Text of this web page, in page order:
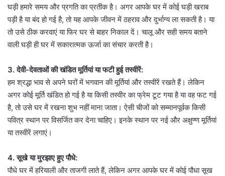
घड़ी हमारे समय और प्रगति का प्रतीक है। अगर आपके घर में कोई घड़ी खराब
पड़ी है या बंद हो गई है, तो यह आपके जीवन में ठहराव और दुर्भाग्य ला सकती है। या
तो उसे ठीक करवाएं या फिर घर से बाहर निकाल दें। चालू और सही समय बताने
वाली घड़ी ही घर में सकारात्मक ऊर्जा का संचार करती है।
3. देवी-देवताओं की खंडित मूर्तियां या फटी हुई तस्वीरें:
हम श्रद्धा भाव से अपने घरों में भगवान की मूर्तियां और तस्वीरें रखते हैं। लेकिन
अगर कोई मूर्ति खंडित हो गई है या किसी तस्वीर का फ्रेम टूट गया है या वह फट गई
है, तो उसे घर में रखना शुभ नहीं माना जाता। ऐसी चीजों को सम्मानपूर्वक किसी
पवित्र स्थान पर विसर्जित कर देना चाहिए। इनके स्थान पर नई और अक्षुण्ण मूर्तियां
या तस्वीरें लगाएं।
4. सूखे या मुरझाए हुए पौधे:
पौधे घर में हरियाली और ताजगी लाते हैं, लेकिन अगर आपके घर में कोई पौधा सूख